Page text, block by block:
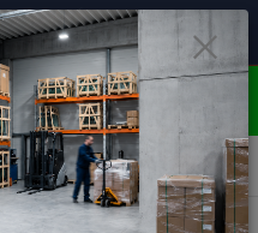
⭐ 4.7/5 (50 recenzí)
12:00 - KAŽDÝ PÁTEK
0 ks
za 0,00 Kč